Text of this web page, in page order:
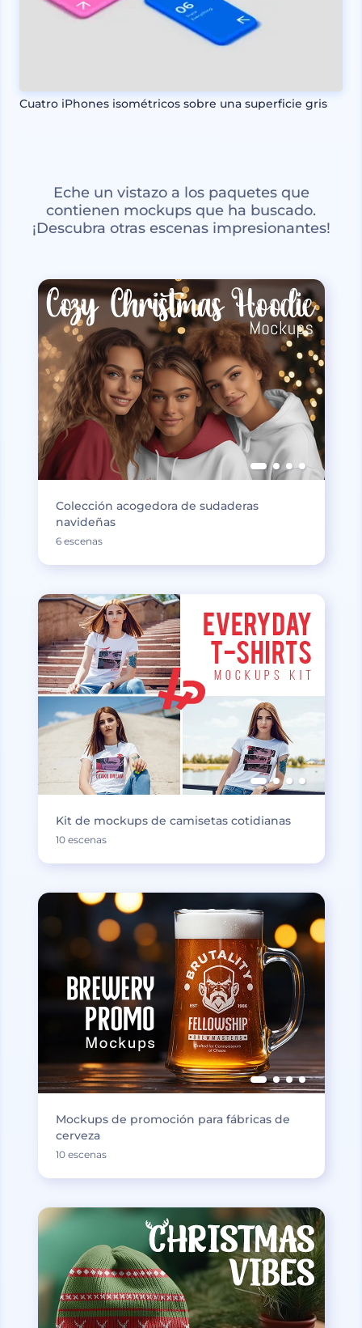
Cuatro iPhones isométricos sobre una superficie gris
Eche un vistazo a los paquetes que
contienen mockups que ha buscado.
¡Descubra otras escenas impresionantes!
Colección acogedora de sudaderas
navideñas
6 escenas
Kit de mockups de camisetas cotidianas
10 escenas
Mockups de promoción para fábricas de
cerveza
10 escenas